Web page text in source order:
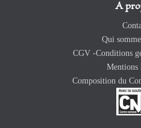
A
Qui
CGV -Conditions
Mentions
Composition du